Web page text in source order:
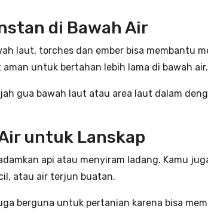
di Bawah Air
laut, torches dan ember bisa membantu
untuk bertahan lebih lama di bawah air.
gua bawah laut atau area laut dalam
untuk Lanskap
api atau menyiram ladang. Kamu
atau air terjun buatan.
berguna untuk pertanian karena bisa